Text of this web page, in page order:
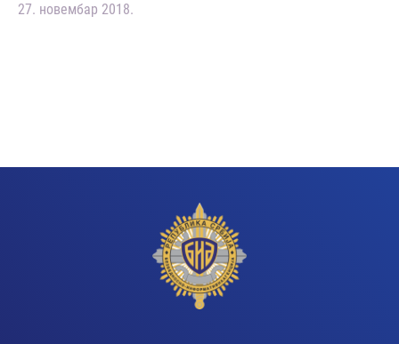
27. новембар 2018.